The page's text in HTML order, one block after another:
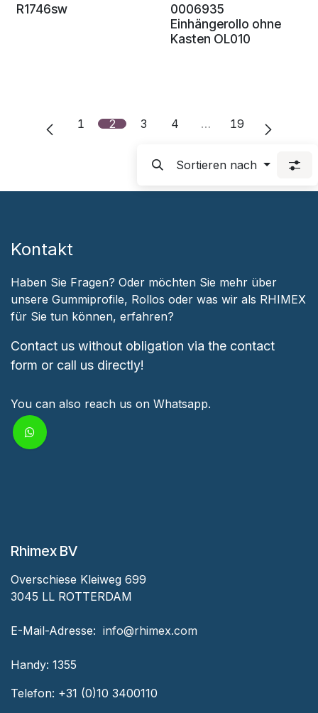
R1746sw
0006935
Einhängerollo ohne
Kasten OL010
1 2 3 4 … 19
Sortieren nach
Kontakt
Haben Sie Fragen? Oder möchten Sie mehr über
unsere Gummiprofile, Rollos oder was wir als RHIMEX
für Sie tun können, erfahren?
Contact us without obligation via the contact
form or call us directly!
You can also reach us on Whatsapp.
Rhimex BV‎
Overschiese Kleiweg 699
3045 LL ROTTERDAM
E-Mail-Adresse: ‎ info@rhimex.com
Handy: 1355
Telefon: +31 (0)10 3400110